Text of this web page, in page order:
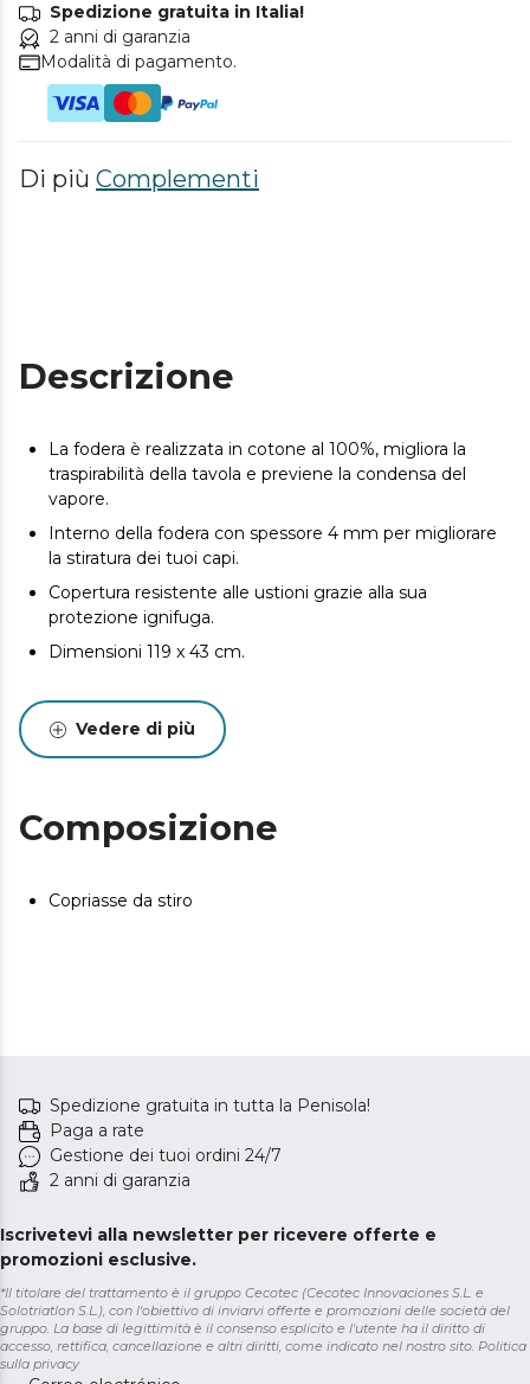
Spedizione gratuita in Italia!
2 anni di garanzia
Modalità di pagamento.
Di più Complementi
Descrizione
La fodera è realizzata in cotone al 100%, migliora la
traspirabilità della tavola e previene la condensa del
vapore.
Interno della fodera con spessore 4 mm per migliorare
la stiratura dei tuoi capi.
Copertura resistente alle ustioni grazie alla sua
protezione ignifuga.
Dimensioni 119 x 43 cm.
Vedere di più
Composizione
Copriasse da stiro
Spedizione gratuita in tutta la Penisola!
Paga a rate
Gestione dei tuoi ordini 24/7
2 anni di garanzia
Iscrivetevi alla newsletter per ricevere offerte e
promozioni esclusive.
*Il titolare del trattamento è il gruppo Cecotec (Cecotec Innovaciones S.L. e
Solotriatlon S.L.), con l'obiettivo di inviarvi offerte e promozioni delle società del
gruppo. La base di legittimità è il consenso esplicito e l'utente ha il diritto di
accesso, rettifica, cancellazione e altri diritti, come indicato nel nostro sito. Politica
sulla privacy